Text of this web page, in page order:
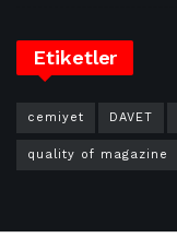
Etiketler
cemiyet DAVET
quality of magazine